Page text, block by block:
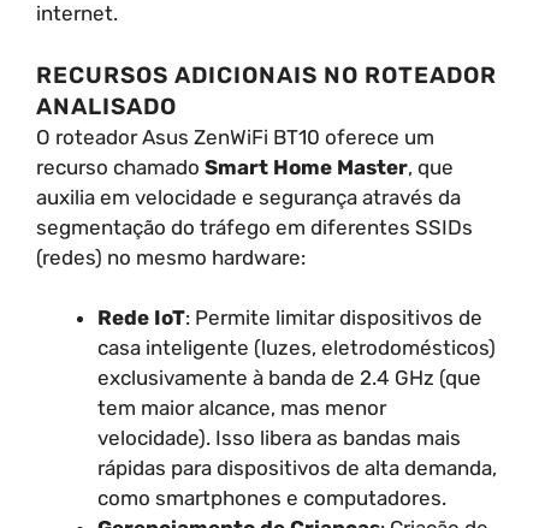
internet.
RECURSOS ADICIONAIS NO ROTEADOR
ANALISADO
O roteador Asus ZenWiFi BT10 oferece um
recurso chamado Smart Home Master, que
auxilia em velocidade e segurança através da
segmentação do tráfego em diferentes SSIDs
(redes) no mesmo hardware:
Rede IoT: Permite limitar dispositivos de
casa inteligente (luzes, eletrodomésticos)
exclusivamente à banda de 2.4 GHz (que
tem maior alcance, mas menor
velocidade). Isso libera as bandas mais
rápidas para dispositivos de alta demanda,
como smartphones e computadores.